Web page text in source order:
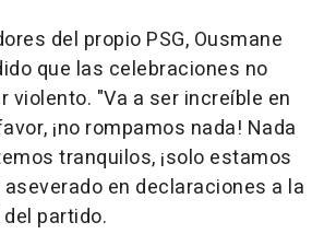
del propio PSG, Ousmane
que las celebraciones no
violento. "Va a ser increíble en
¡no rompamos nada! Nada
tranquilos, ¡solo estamos
en declaraciones a la
partido.